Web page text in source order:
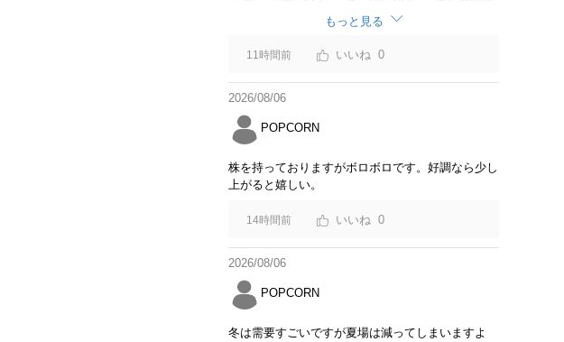
徳大学60名、 追手門学院大学（大阪）137名、安田
女子大学（広島）45名、 福岡大学62名、名桜大学
（沖縄）111名 調査と呼べるような内容でもない。
「Z世代の大学生海外旅行意識アンケート結果」に
変えた方が良いのでは？
もっと見る
11時間前 0
2026/08/06
POPCORN
株を持っておりますがボロボロです。好調なら少し
上がると嬉しい。
14時間前 0
2026/08/06
POPCORN
冬は需要すごいですが夏場は減ってしまいますよ